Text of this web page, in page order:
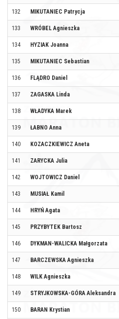
132 MIKUTANIEC Patrycja
133 WRÓBEL Agnieszka
134 HYZIAK Joanna
135 MIKUTANIEC Sebastian
136 FLĄDRO Daniel
137 ZAGASKA Linda
138 WŁADYKA Marek
139 ŁABNO Anna
140 KOZACZKIEWICZ Aneta
141 ZARYCKA Julia
142 WOJTOWICZ Daniel
143 MUSIAŁ Kamil
144 HRYŃ Agata
145 PRZYBYTEK Bartosz
146 DYKMAN-WALICKA Małgorzata
147 BARCZEWSKA Agnieszka
148 WILK Agnieszka
149 STRYJKOWSKA-GÓRA Aleksandra
150 BARAN Krystian